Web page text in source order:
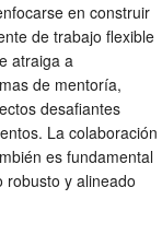
en construir
de trabajo flexible
atraiga a
de mentoría,
desafiantes
La colaboración
es fundamental
robusto y alineado